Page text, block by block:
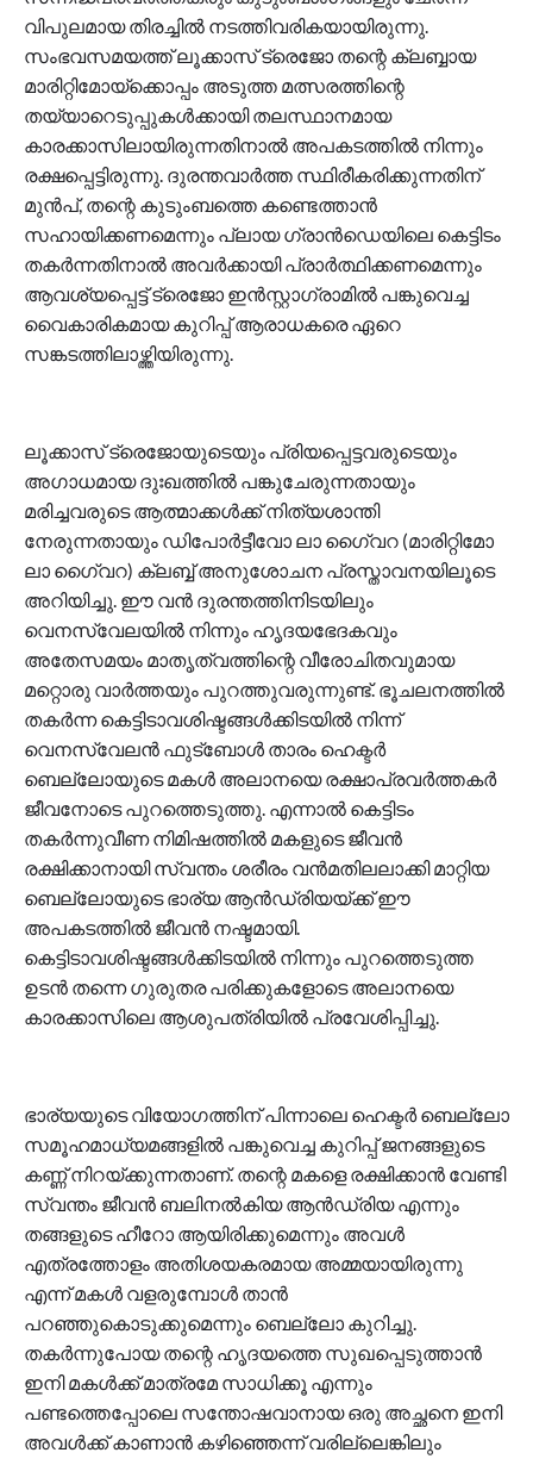
വിപുലമായ തിരച്ചില്‍ നടത്തിവരികയായിരുന്നു.
സംഭവസമയത്ത് ലൂക്കാസ് ട്രെജോ തന്റെ ക്ലബ്ബായ
മാരിറ്റിമോയ്‌ക്കൊപ്പം അടുത്ത മത്സരത്തിന്റെ
തയ്യാറെടുപ്പുകള്‍ക്കായി തലസ്ഥാനമായ
കാരക്കാസിലായിരുന്നതിനാല്‍ അപകടത്തില്‍ നിന്നും
രക്ഷപ്പെട്ടിരുന്നു. ദുരന്തവാര്‍ത്ത സ്ഥിരീകരിക്കുന്നതിന്
മുന്‍പ്, തന്റെ കുടുംബത്തെ കണ്ടെത്താന്‍
സഹായിക്കണമെന്നും പ്ലായ ഗ്രാന്‍ഡെയിലെ കെട്ടിടം
തകര്‍ന്നതിനാല്‍ അവര്‍ക്കായി പ്രാര്‍ത്ഥിക്കണമെന്നും
ആവശ്യപ്പെട്ട് ട്രെജോ ഇന്‍സ്റ്റാഗ്രാമില്‍ പങ്കുവെച്ച
വൈകാരികമായ കുറിപ്പ് ആരാധകരെ ഏറെ
സങ്കടത്തിലാഴ്ത്തിയിരുന്നു.
ലൂക്കാസ് ട്രെജോയുടെയും പ്രിയപ്പെട്ടവരുടെയും
അഗാധമായ ദുഃഖത്തില്‍ പങ്കുചേരുന്നതായും
മരിച്ചവരുടെ ആത്മാക്കള്‍ക്ക് നിത്യശാന്തി
നേരുന്നതായും ഡിപോര്‍ട്ടീവോ ലാ ഗൈ്വറ (മാരിറ്റിമോ
ലാ ഗൈ്വറ) ക്ലബ്ബ് അനുശോചന പ്രസ്താവനയിലൂടെ
അറിയിച്ചു. ഈ വന്‍ ദുരന്തത്തിനിടയിലും
വെനസ്വേലയില്‍ നിന്നും ഹൃദയഭേദകവും
അതേസമയം മാതൃത്വത്തിന്റെ വീരോചിതവുമായ
മറ്റൊരു വാര്‍ത്തയും പുറത്തുവരുന്നുണ്ട്. ഭൂചലനത്തില്‍
തകര്‍ന്ന കെട്ടിടാവശിഷ്ടങ്ങള്‍ക്കിടയില്‍ നിന്ന്
വെനസ്വേലന്‍ ഫുട്‌ബോള്‍ താരം ഹെക്ടര്‍
ബെല്ലോയുടെ മകള്‍ അലാനയെ രക്ഷാപ്രവര്‍ത്തകര്‍
ജീവനോടെ പുറത്തെടുത്തു. എന്നാല്‍ കെട്ടിടം
തകര്‍ന്നുവീണ നിമിഷത്തില്‍ മകളുടെ ജീവന്‍
രക്ഷിക്കാനായി സ്വന്തം ശരീരം വന്‍മതിലലാക്കി മാറ്റിയ
ബെല്ലോയുടെ ഭാര്യ ആന്‍ഡ്രിയയ്ക്ക് ഈ
അപകടത്തില്‍ ജീവന്‍ നഷ്ടമായി.
കെട്ടിടാവശിഷ്ടങ്ങള്‍ക്കിടയില്‍ നിന്നും പുറത്തെടുത്ത
ഉടന്‍ തന്നെ ഗുരുതര പരിക്കുകളോടെ അലാനയെ
കാരക്കാസിലെ ആശുപത്രിയില്‍ പ്രവേശിപ്പിച്ചു.
ഭാര്യയുടെ വിയോഗത്തിന് പിന്നാലെ ഹെക്ടര്‍ ബെല്ലോ
സമൂഹമാധ്യമങ്ങളില്‍ പങ്കുവെച്ച കുറിപ്പ് ജനങ്ങളുടെ
കണ്ണ് നിറയ്ക്കുന്നതാണ്. തന്റെ മകളെ രക്ഷിക്കാന്‍ വേണ്ടി
സ്വന്തം ജീവന്‍ ബലിനല്‍കിയ ആന്‍ഡ്രിയ എന്നും
തങ്ങളുടെ ഹീറോ ആയിരിക്കുമെന്നും അവള്‍
എത്രത്തോളം അതിശയകരമായ അമ്മയായിരുന്നു
എന്ന് മകള്‍ വളരുമ്പോള്‍ താന്‍
പറഞ്ഞുകൊടുക്കുമെന്നും ബെല്ലോ കുറിച്ചു.
തകര്‍ന്നുപോയ തന്റെ ഹൃദയത്തെ സുഖപ്പെടുത്താന്‍
ഇനി മകള്‍ക്ക് മാത്രമേ സാധിക്കൂ എന്നും
പണ്ടത്തെപ്പോലെ സന്തോഷവാനായ ഒരു അച്ഛനെ ഇനി
അവള്‍ക്ക് കാണാന്‍ കഴിഞ്ഞെന്ന് വരില്ലെങ്കിലും